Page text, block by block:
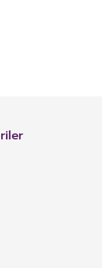
tek başına veya